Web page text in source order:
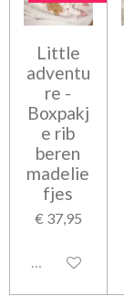
Little
adventu
re -
Boxpakj
e rib
beren
madelie
fjes
€ 37,95
Uitgeschakeld